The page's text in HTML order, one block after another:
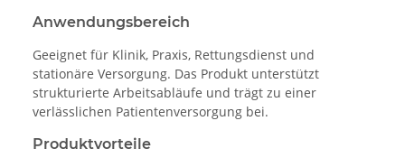
Anwendungsbereich
Geeignet für Klinik, Praxis, Rettungsdienst und
stationäre Versorgung. Das Produkt unterstützt
strukturierte Arbeitsabläufe und trägt zu einer
verlässlichen Patientenversorgung bei.
Produktvorteile